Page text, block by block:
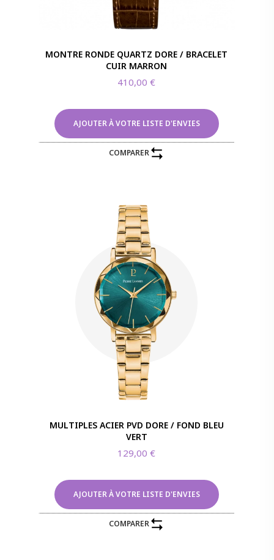
MONTRE RONDE QUARTZ DORE / BRACELET
CUIR MARRON
410,00€
AJOUTER À VOTRE LISTE D'ENVIES
COMPARER
MULTIPLES ACIER PVD DORE / FOND BLEU
VERT
129,00€
AJOUTER À VOTRE LISTE D'ENVIES
COMPARER